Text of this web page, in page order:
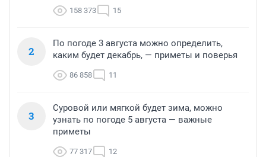
158 373 15
2
По погоде 3 августа можно определить,
каким будет декабрь, — приметы и поверья
86 858 11
3
Суровой или мягкой будет зима, можно
узнать по погоде 5 августа — важные
приметы
77 317 12